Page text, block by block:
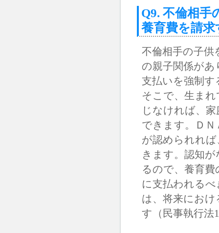
Q9. 不倫相手
養育費を請
不倫相手の子供
の親子関係が
支払いを強制
そこで、生ま
じなければ、
できます。ＤＮ
が認められれ
きます。認知
るので、養育
に支払われる
は、将来にお
す（民事執行法